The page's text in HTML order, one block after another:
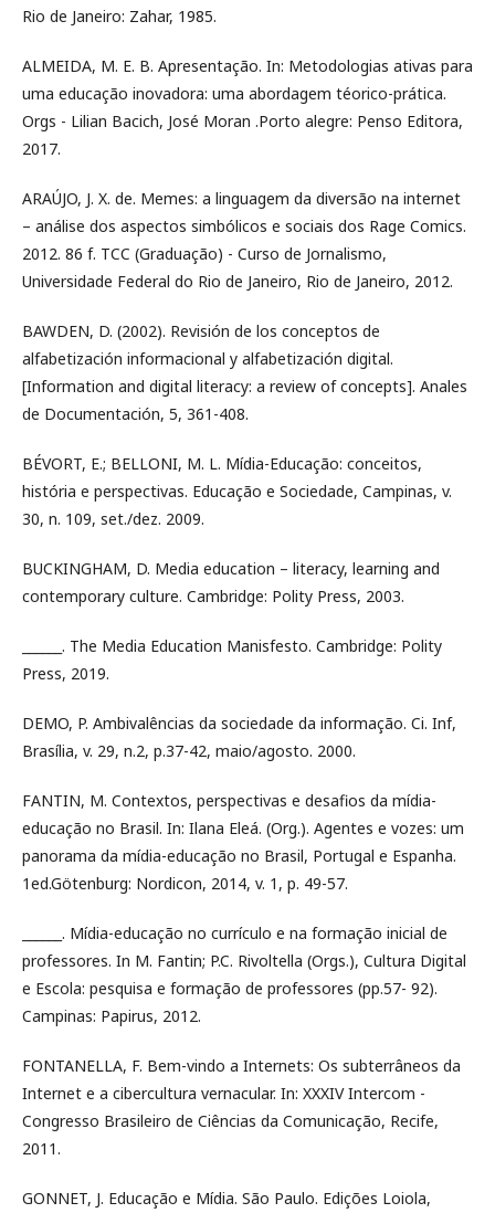
Rio de Janeiro: Zahar, 1985.
ALMEIDA, M. E. B. Apresentação. In: Metodologias ativas para
uma educação inovadora: uma abordagem téorico-prática.
Orgs - Lilian Bacich, José Moran .Porto alegre: Penso Editora,
2017.
ARAÚJO, J. X. de. Memes: a linguagem da diversão na internet
– análise dos aspectos simbólicos e sociais dos Rage Comics.
2012. 86 f. TCC (Graduação) - Curso de Jornalismo,
Universidade Federal do Rio de Janeiro, Rio de Janeiro, 2012.
BAWDEN, D. (2002). Revisión de los conceptos de
alfabetización informacional y alfabetización digital.
[Information and digital literacy: a review of concepts]. Anales
de Documentación, 5, 361-408.
BÉVORT, E.; BELLONI, M. L. Mídia-Educação: conceitos,
história e perspectivas. Educação e Sociedade, Campinas, v.
30, n. 109, set./dez. 2009.
BUCKINGHAM, D. Media education – literacy, learning and
contemporary culture. Cambridge: Polity Press, 2003.
______. The Media Education Manisfesto. Cambridge: Polity
Press, 2019.
DEMO, P. Ambivalências da sociedade da informação. Ci. Inf,
Brasília, v. 29, n.2, p.37-42, maio/agosto. 2000.
FANTIN, M. Contextos, perspectivas e desafios da mídia-
educação no Brasil. In: Ilana Eleá. (Org.). Agentes e vozes: um
panorama da mídia-educação no Brasil, Portugal e Espanha.
1ed.Götenburg: Nordicon, 2014, v. 1, p. 49-57.
______. Mídia-educação no currículo e na formação inicial de
professores. In M. Fantin; P.C. Rivoltella (Orgs.), Cultura Digital
e Escola: pesquisa e formação de professores (pp.57- 92).
Campinas: Papirus, 2012.
FONTANELLA, F. Bem-vindo a Internets: Os subterrâneos da
Internet e a cibercultura vernacular. In: XXXIV Intercom -
Congresso Brasileiro de Ciências da Comunicação, Recife,
2011.
GONNET, J. Educação e Mídia. São Paulo. Edições Loiola,